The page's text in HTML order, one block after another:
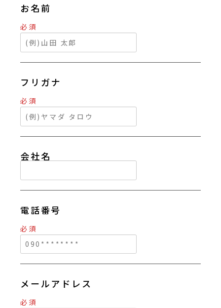
お名前
必須
フリガナ
必須
会社名
電話番号
必須
メールアドレス
必須